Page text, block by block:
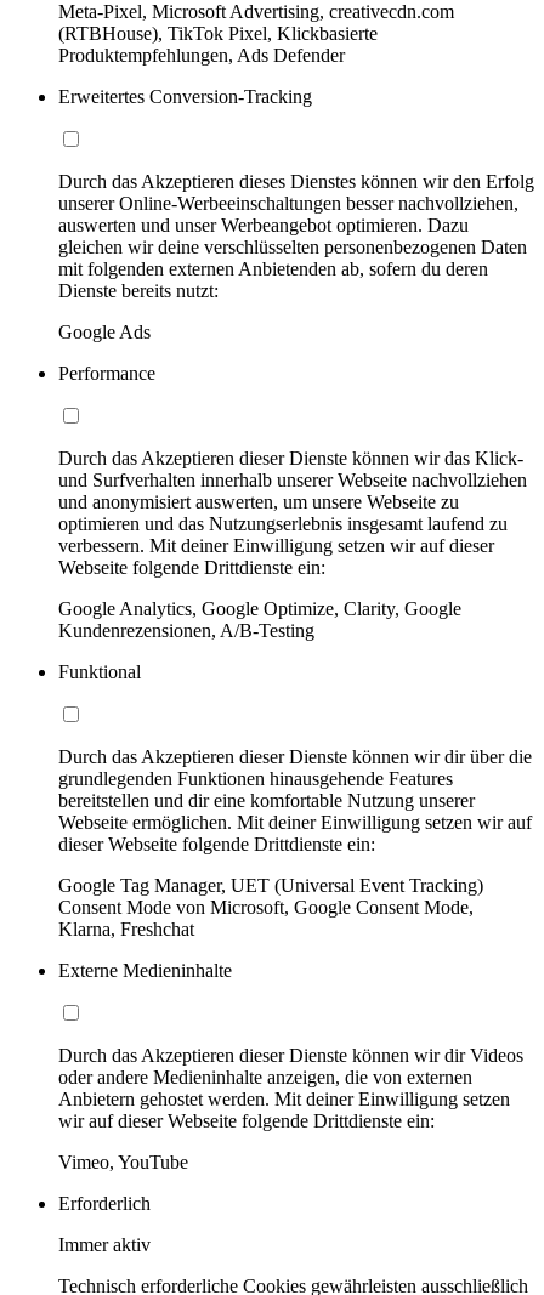
Meta-Pixel, Microsoft Advertising, creativecdn.com
(RTBHouse), TikTok Pixel, Klickbasierte
Produktempfehlungen, Ads Defender
Erweitertes Conversion-Tracking
Durch das Akzeptieren dieses Dienstes können wir den Erfolg
unserer Online-Werbeeinschaltungen besser nachvollziehen,
auswerten und unser Werbeangebot optimieren. Dazu
gleichen wir deine verschlüsselten personenbezogenen Daten
mit folgenden externen Anbietenden ab, sofern du deren
Dienste bereits nutzt:
Google Ads
Performance
Durch das Akzeptieren dieser Dienste können wir das Klick-
und Surfverhalten innerhalb unserer Webseite nachvollziehen
und anonymisiert auswerten, um unsere Webseite zu
optimieren und das Nutzungserlebnis insgesamt laufend zu
verbessern. Mit deiner Einwilligung setzen wir auf dieser
Webseite folgende Drittdienste ein:
Google Analytics, Google Optimize, Clarity, Google
Kundenrezensionen, A/B-Testing
Funktional
Durch das Akzeptieren dieser Dienste können wir dir über die
grundlegenden Funktionen hinausgehende Features
bereitstellen und dir eine komfortable Nutzung unserer
Webseite ermöglichen. Mit deiner Einwilligung setzen wir auf
dieser Webseite folgende Drittdienste ein:
Google Tag Manager, UET (Universal Event Tracking)
Consent Mode von Microsoft, Google Consent Mode,
Klarna, Freshchat
Externe Medieninhalte
Durch das Akzeptieren dieser Dienste können wir dir Videos
oder andere Medieninhalte anzeigen, die von externen
Anbietern gehostet werden. Mit deiner Einwilligung setzen
wir auf dieser Webseite folgende Drittdienste ein:
Vimeo, YouTube
Erforderlich
Immer aktiv
Technisch erforderliche Cookies gewährleisten ausschließlich